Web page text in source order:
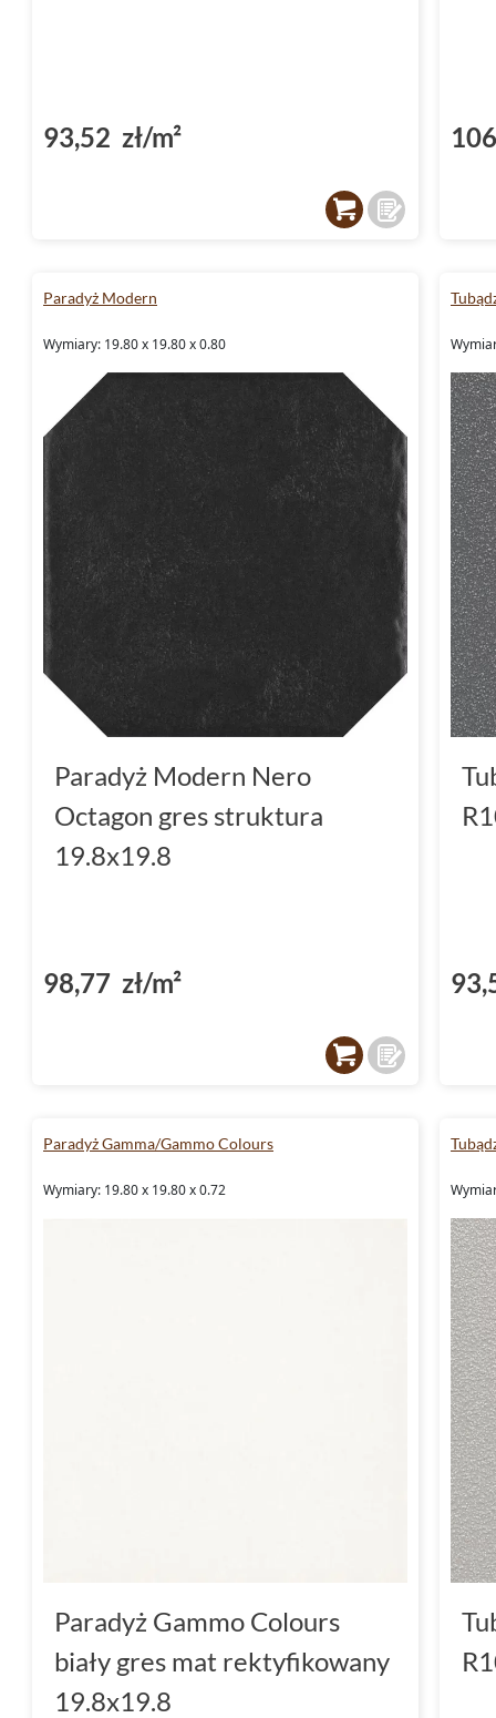
93,52 zł/m²
Paradyż Modern
Wymiary: 19.80 x 19.80 x 0.80
Paradyż Modern Nero
Octagon gres struktura
19.8x19.8
98,77 zł/m²
Paradyż Gamma/Gammo Colours
Wymiary: 19.80 x 19.80 x 0.72
Paradyż Gammo Colours
biały gres mat rektyfikowany
19.8x19.8